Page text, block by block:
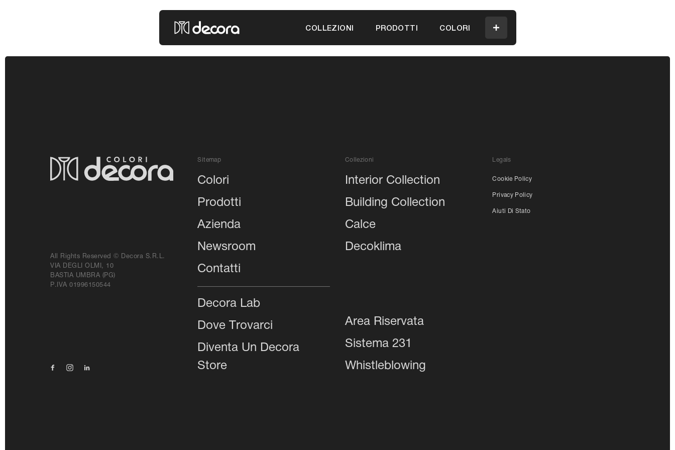
Colori Decora COLLEZIONI PRODOTTI COLORI Menu
All Rights Reserved © Decora S.r.l.
VIA DEGLI OLMI, 10
BASTIA UMBRA (PG)
P.IVA 01996150544
FacebookInstagram
Linkedin
Sitemap
Colori
Prodotti
Azienda
Newsroom
Contatti
Collezioni
Interior Collection
Building Collection
Calce
Decoklima
Decora Lab
Dove Trovarci
Diventa Un Decora
Store
Area Riservata
Sistema 231
Whistleblowing
Legals
Cookie Policy
Privacy Policy
Aiuti Di Stato